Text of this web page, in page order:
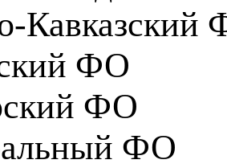
Кавказский
ФО
ФО
ФО